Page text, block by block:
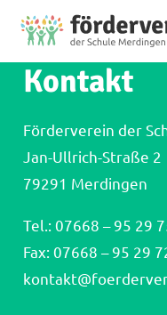
Kontakt
Förderverein der
Jan-Ullrich-Straße 2
79291 Merdingen
Tel.: 07668 – 95 29
Fax: 07668 – 95 29